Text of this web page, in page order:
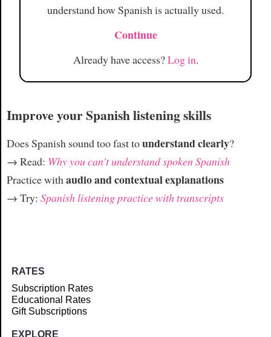
understand how Spanish is actually used.
Continue
Already have access?Log in.
Improve your Spanish listening skills
Does Spanish sound too fast tounderstand clearly?
→ Read: Why you can't understand spoken Spanish
Practice withaudio and contextual explanations
→ Try: Spanish listening practice with transcripts
RATES
Subscription Rates
Educational Rates
Gift Subscriptions
EXPLORE